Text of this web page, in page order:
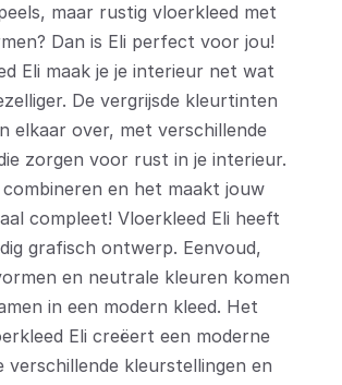
maar rustig vloerkleed met
Dan is Eli perfect voor jou!
Eli maak je je interieur net wat
De vergrijsde kleurtinten
elkaar over, met verschillende
zorgen voor rust in je interieur.
en het maakt jouw
compleet! Vloerkleed Eli heeft
grafisch ontwerp. Eenvoud,
en neutrale kleuren komen
in een modern kleed. Het
Eli creëert een moderne
verschillende kleurstellingen en